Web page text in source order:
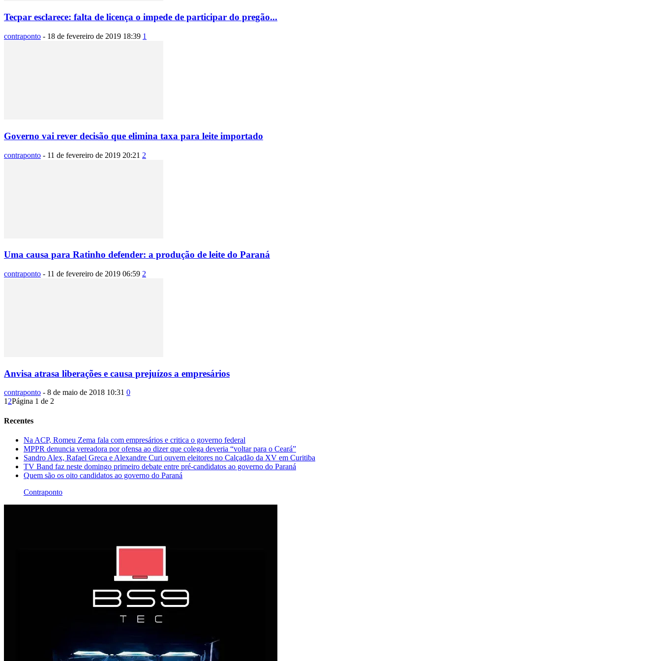
Tecpar esclarece: falta de licença o impede de participar do pregão...
contraponto - 18 de fevereiro de 2019 18:39 1
Governo vai rever decisão que elimina taxa para leite importado
contraponto - 11 de fevereiro de 2019 20:21 2
Uma causa para Ratinho defender: a produção de leite do Paraná
contraponto - 11 de fevereiro de 2019 06:59 2
Anvisa atrasa liberações e causa prejuízos a empresários
contraponto - 8 de maio de 2018 10:31 0
12Página 1 de 2
Recentes
Na ACP, Romeu Zema fala com empresários e critica o governo federal
MPPR denuncia vereadora por ofensa ao dizer que colega deveria “voltar para o Ceará”
Sandro Alex, Rafael Greca e Alexandre Curi ouvem eleitores no Calçadão da XV em Curitiba
TV Band faz neste domingo primeiro debate entre pré-candidatos ao governo do Paraná
Quem são os oito candidatos ao governo do Paraná
Contraponto